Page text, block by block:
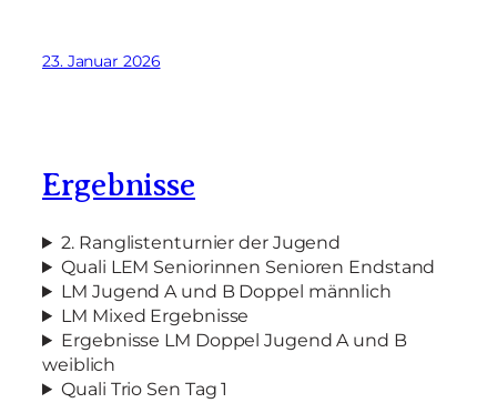
23. Januar 2026
Ergebnisse
2. Ranglistenturnier der Jugend
Quali LEM Seniorinnen Senioren Endstand
LM Jugend A und B Doppel männlich
LM Mixed Ergebnisse
Ergebnisse LM Doppel Jugend A und B
weiblich
Quali Trio Sen Tag 1